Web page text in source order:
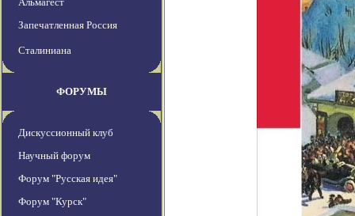
Запечатленная Россия
Сталиниана
ФОРУМЫ
Дискуссионный клуб
Научный форум
Форум "Русская идея"
Форум "Курск"